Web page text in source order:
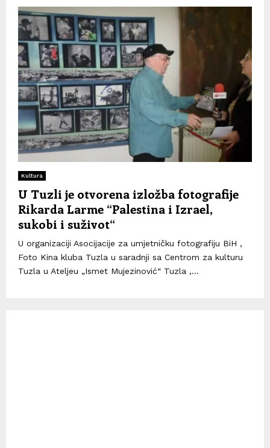
Kultura
U Tuzli je otvorena izložba fotografije
Rikarda Larme “Palestina i Izrael,
sukobi i suživot“
U organizaciji Asocijacije za umjetničku fotografiju BiH ,
Foto Kina kluba Tuzla u saradnji sa Centrom za kulturu
Tuzla u Ateljeu „Ismet Mujezinović“ Tuzla ,...